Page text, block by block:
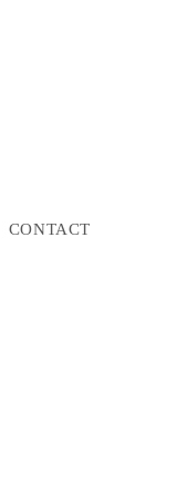
CONTACT